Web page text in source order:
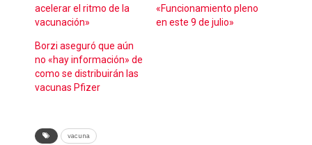
acelerar el ritmo de la
vacunación»
«Funcionamiento pleno
en este 9 de julio»
Borzi aseguró que aún
no «hay información» de
como se distribuirán las
vacunas Pfizer
vacuna